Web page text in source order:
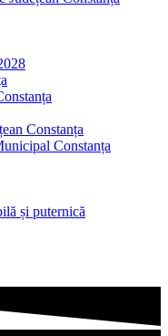
Constanța
Constanța
și puternică